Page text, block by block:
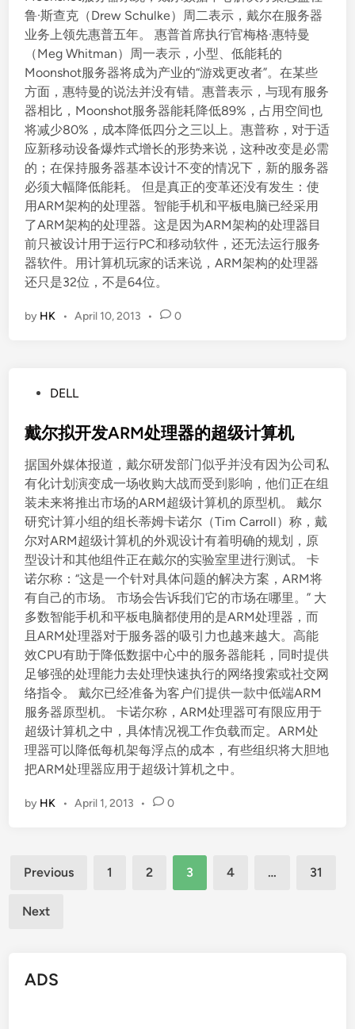
i
n
鲁·斯查克（Drew Schulke）周二表示，戴尔在服务器
业务上领先惠普五年。 惠普首席执行官梅格·惠特曼
（Meg Whitman）周一表示，小型、低能耗的
Moonshot服务器将成为产业的“游戏更改者”。在某些
方面，惠特曼的说法并没有错。惠普表示，与现有服务
器相比，Moonshot服务器能耗降低89%，占用空间也
将减少80%，成本降低四分之三以上。惠普称，对于适
应新移动设备爆炸式增长的形势来说，这种改变是必需
的；在保持服务器基本设计不变的情况下，新的服务器
必须大幅降低能耗。 但是真正的变革还没有发生：使
用ARM架构的处理器。智能手机和平板电脑已经采用
了ARM架构的处理器。这是因为ARM架构的处理器目
前只被设计用于运行PC和移动软件，还无法运行服务
器软件。用计算机玩家的话来说，ARM架构的处理器
还只是32位，不是64位。
by HK • April 10, 2013 • 0
s
e
d
i
n
DELL
戴尔拟开发ARM处理器的超级计算机
据国外媒体报道，戴尔研发部门似乎并没有因为公司私
有化计划演变成一场收购大战而受到影响，他们正在组
装未来将推出市场的ARM超级计算机的原型机。 戴尔
研究计算小组的组长蒂姆卡诺尔（Tim Carroll）称，戴
尔对ARM超级计算机的外观设计有着明确的规划，原
型设计和其他组件正在戴尔的实验室里进行测试。 卡
诺尔称：“这是一个针对具体问题的解决方案，ARM将
有自己的市场。 市场会告诉我们它的市场在哪里。” 大
多数智能手机和平板电脑都使用的是ARM处理器，而
且ARM处理器对于服务器的吸引力也越来越大。高能
效CPU有助于降低数据中心中的服务器能耗，同时提供
足够强的处理能力去处理快速执行的网络搜索或社交网
络指令。 戴尔已经准备为客户们提供一款中低端ARM
服务器原型机。 卡诺尔称，ARM处理器可有限应用于
超级计算机之中，具体情况视工作负载而定。ARM处
理器可以降低每机架每浮点的成本，有些组织将大胆地
把ARM处理器应用于超级计算机之中。
by HK • April 1, 2013 • 0
Posts
Previous 1 2 3 4 … 31
Next
ADS